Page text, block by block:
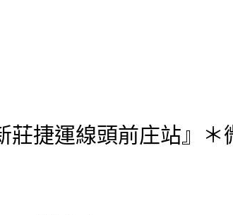
莊捷運線頭前庄站』